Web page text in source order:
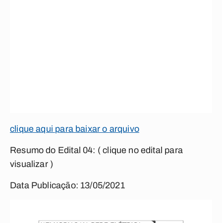
clique aqui para baixar o arquivo
Resumo do Edital 04: ( clique no edital para
visualizar )
Data Publicação: 13/05/2021